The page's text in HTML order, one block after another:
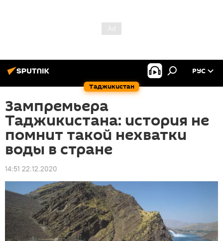
Таджикистан
РУС
Зампремьера
Таджикистана: история не
помнит такой нехватки
воды в стране
14:51 22.12.2020